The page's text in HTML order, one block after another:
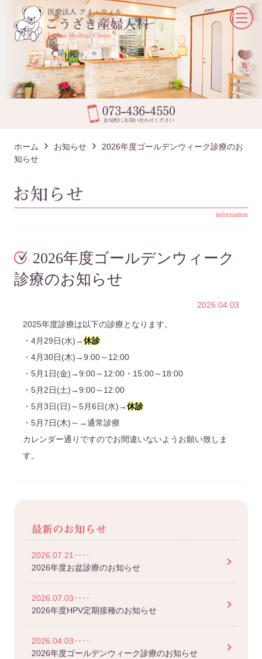
ホーム お知らせ
2026年度ゴールデンウィーク診療のお
知らせ
information
2026年度ゴールデンウィーク
診療のお知らせ
2026.04.03
2025年度診療は以下の診療となります。
・4月29日(水)→休診
・4月30日(木)→9:00～12:00
・5月1日(金)→9:00～12:00・15:00～18:00
・5月2日(土)→9:00～12:00
・5月3日(日)～5月6日(水)→休診
・5月7日(木)～→通常診療
カレンダー通りですのでお間違いないようお願い致しま
す。
2026.07.21‥‥
2026年度お盆診療のお知らせ
2026.07.03‥‥
2026年度HPV定期接種のお知らせ
2026.04.03‥‥
2026年度ゴールデンウィーク診療のお知らせ